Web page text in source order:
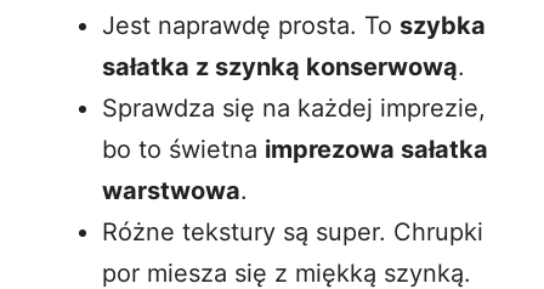
Jest naprawdę prosta. To szybka
sałatka z szynką konserwową.
Sprawdza się na każdej imprezie,
bo to świetna imprezowa sałatka
warstwowa.
Różne tekstury są super. Chrupki
por miesza się z miękką szynką.